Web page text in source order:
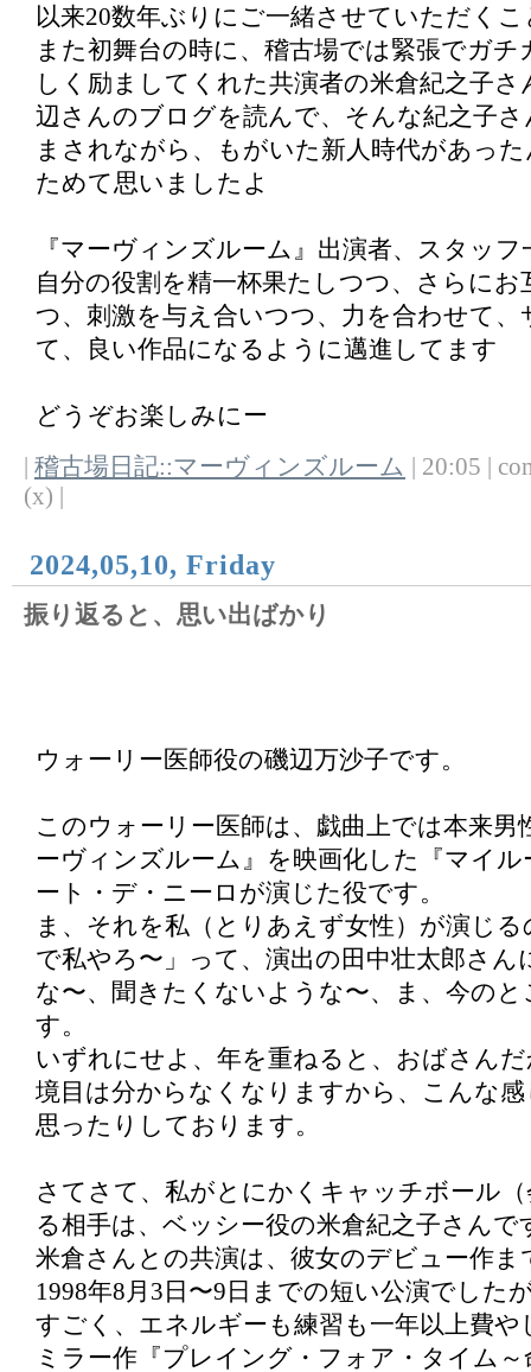
以来20数年ぶりにご一緒させていただく
また初舞台の時に、稽古場では緊張でガ
しく励ましてくれた共演者の米倉紀之子さ
辺さんのブログを読んで、そんな紀之子
まされながら、もがいた新人時代があっ
ためて思いましたよ
『マーヴィンズルーム』出演者、スタッ
自分の役割を精一杯果たしつつ、さらにお
つ、刺激を与え合いつつ、力を合わせて、
て、良い作品になるように邁進してます
どうぞお楽しみにー
稽古場日記::マーヴィンズルーム
| 20:05 |
(x) |
2024,05,10, Friday
振り返ると、思い出ばかり
ウォーリー医師役の磯辺万沙子です。
このウォーリー医師は、戯曲上では本来男
ーヴィンズルーム』を映画化した『マイ
ート・デ・ニーロが演じた役です。
ま、それを私（とりあえず女性）が演じ
で私やろ〜」って、演出の田中壮太郎さん
な〜、聞きたくないような〜、ま、今の
す。
いずれにせよ、年を重ねると、おばさん
境目は分からなくなりますから、こんな
思ったりしております。
さてさて、私がとにかくキャッチボール
る相手は、ベッシー役の米倉紀之子さんで
米倉さんとの共演は、彼女のデビュー作ま
1998年8月3日〜9日までの短い公演でした
すごく、エネルギーも練習も一年以上費や
ミラー作『プレイング・フォア・タイム